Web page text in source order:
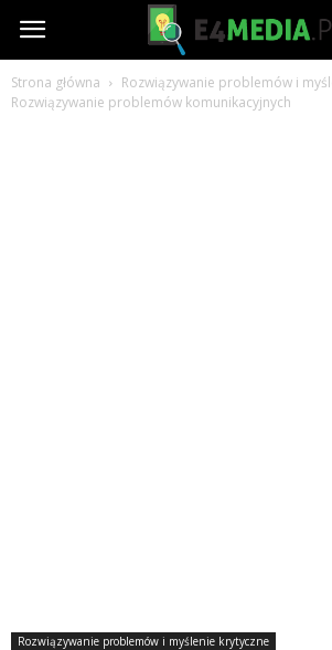
e4media.pl
Strona główna
Rozwiązywanie problemów i
Rozwiązywanie problemów komunikacyjnych
Rozwiązywanie problemów i myślenie krytyczne